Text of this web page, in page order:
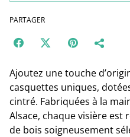
PARTAGER
Ajoutez une touche
casquettes uniques,
cintré. Fabriquées à la
Alsace, chaque visière est
de bois soigneusement